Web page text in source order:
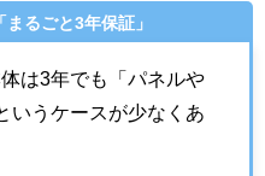
るごと3年保証」
は3年でも「パネルや
いうケースが少なくあ